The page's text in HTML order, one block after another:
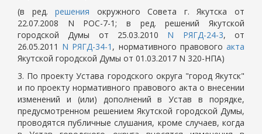
(в ред.решения окружного Совета г. Якутска от
22.07.2008 N РОС-7-1; в ред. решений Якутской
городской Думы от 25.03.2010 N РЯГД-24-3, от
26.05.2011 N РЯГД-34-1 , нормативного правовогоакта
Якутской городской Думы от 01.03.2017 N 320-НПА)
3. По проекту Устава городского округа "город Якутск"
и по проекту нормативного правового акта о внесении
изменений и (или) дополнений в Устав в порядке,
предусмотренном решением Якутской городской Думы,
проводятся публичные слушания, кроме случаев, когда